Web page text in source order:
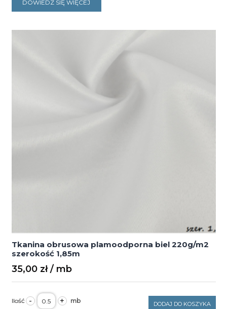
DOWIEDZ SIĘ WIĘCEJ
Tkanina obrusowa plamoodporna biel 220g/m2
szerokość 1,85m
35,00 zł
- ilość
Tkanina
+ DODAJ DO KOSZYKA